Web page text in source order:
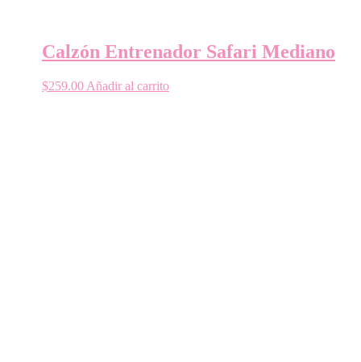
Calzón Entrenador Safari Mediano
$259.00 Añadir al carrito